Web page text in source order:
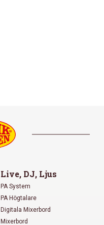
Live, DJ, Ljus
PA System
PA Högtalare
Digitala Mixerbord
Mixerbord